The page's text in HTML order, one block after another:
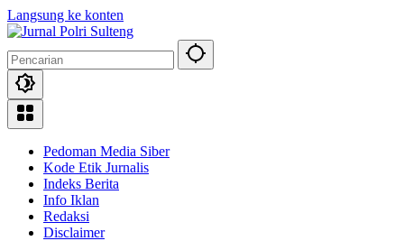
Langsung ke konten
Pedoman Media Siber
Kode Etik Jurnalis
Indeks Berita
Info Iklan
Redaksi
Disclaimer